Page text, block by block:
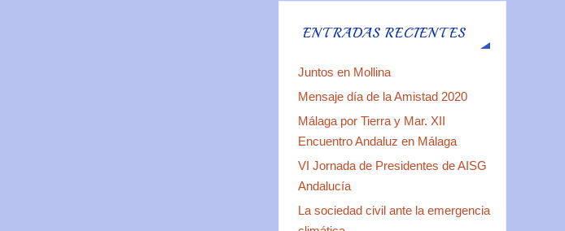
ENTRADAS RECIENTES
Juntos en Mollina
Mensaje día de la Amistad 2020
Málaga por Tierra y Mar. XII
Encuentro Andaluz en Málaga
VI Jornada de Presidentes de AISG
Andalucía
La sociedad civil ante la emergencia